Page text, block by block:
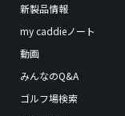
新製品情報
my caddieノート
動画
みんなのQ&A
ゴルフ場検索